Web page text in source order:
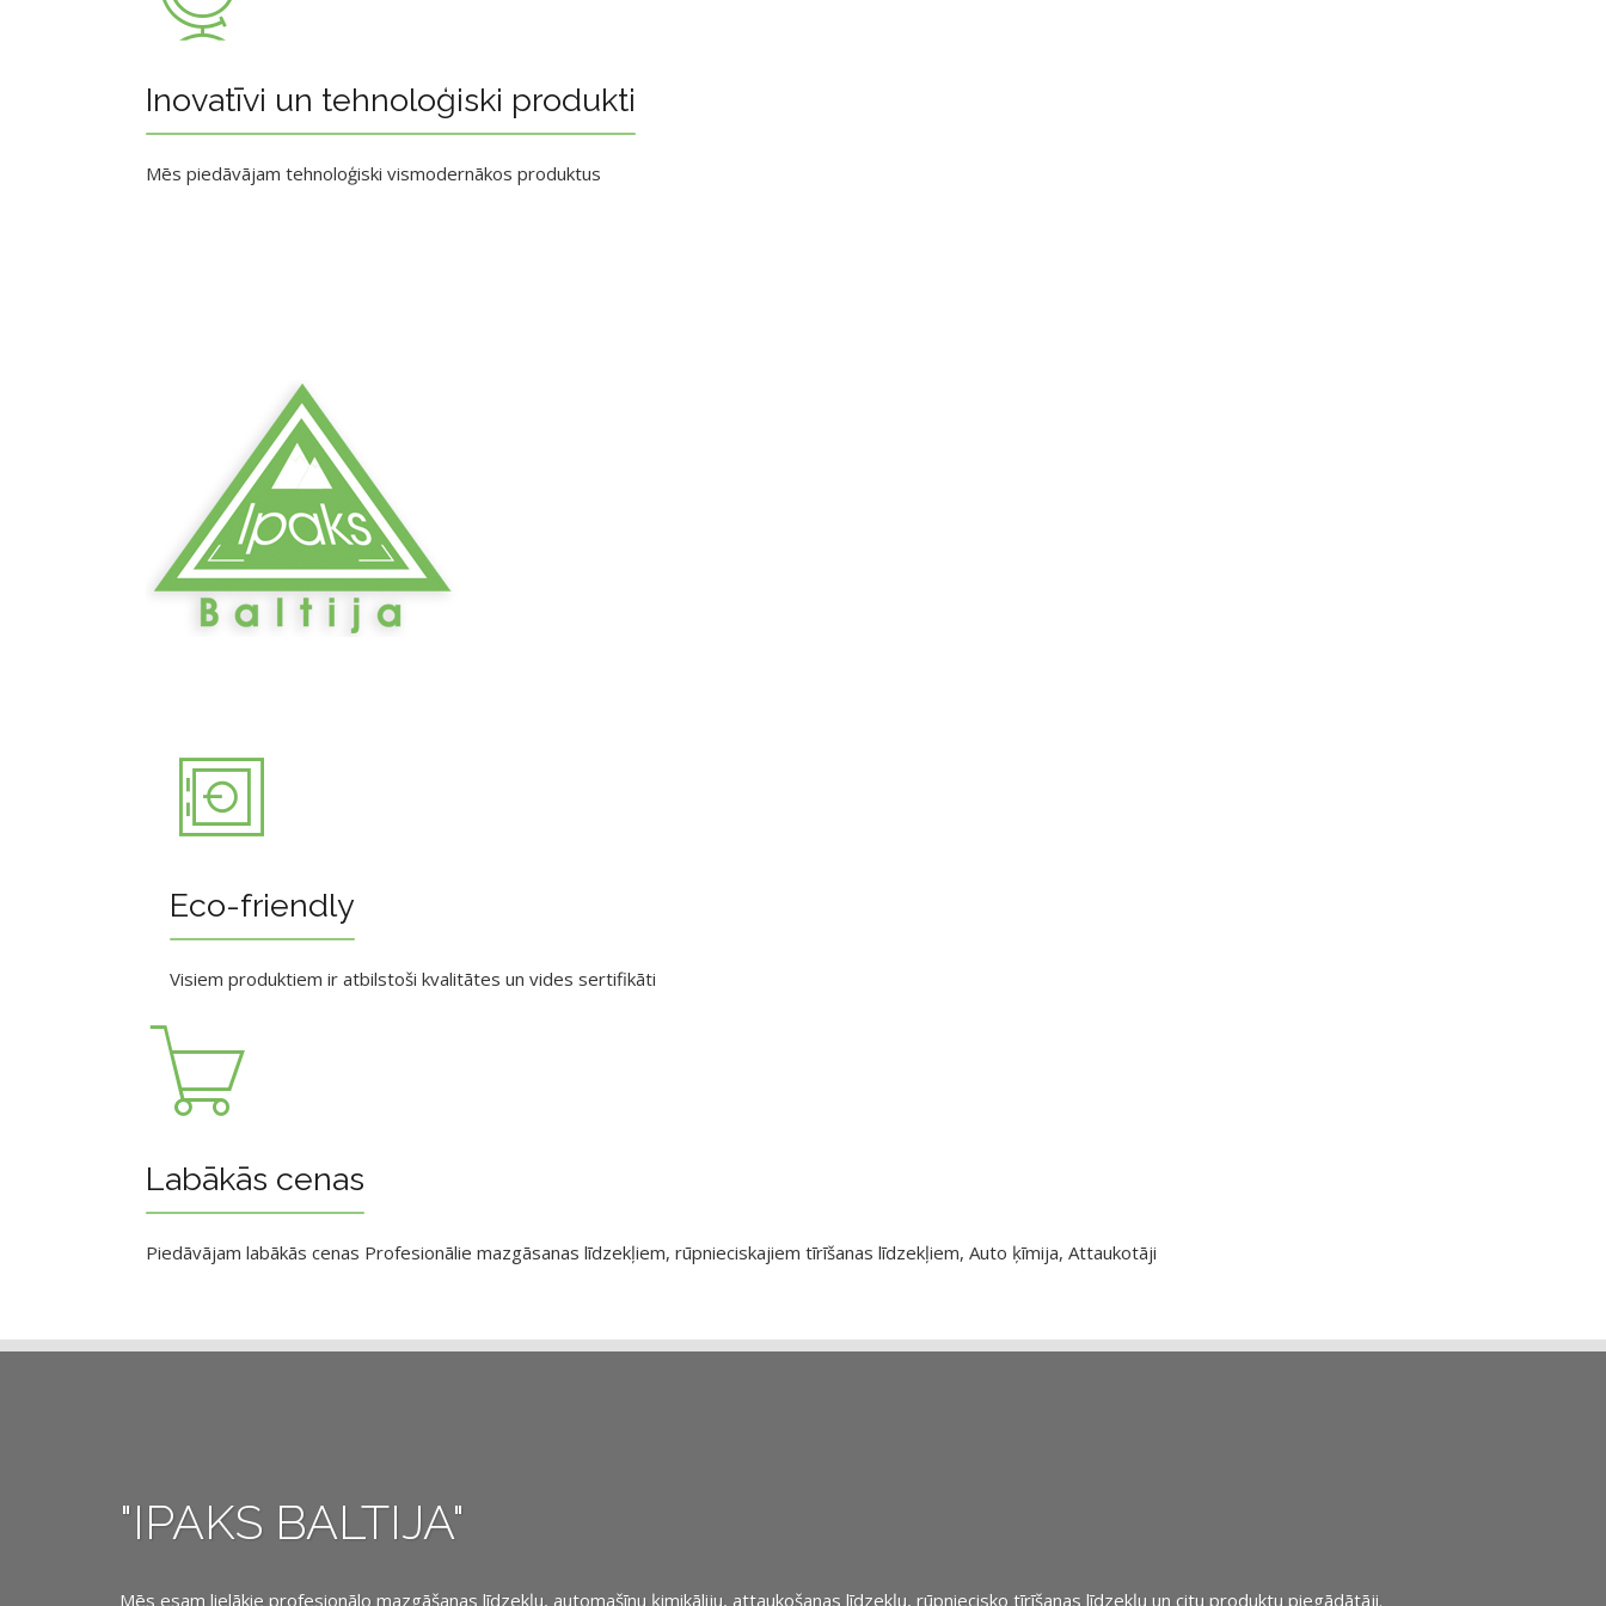
Inovatīvi un tehnoloģiski produkti
Mēs piedāvājam tehnoloģiski vismodernākos produktus
Eco-friendly
Visiem produktiem ir atbilstoši kvalitātes un vides sertifikāti
Labākās cenas
Piedāvājam labākās cenas Profesionālie mazgāsanas līdzekļiem, rūpnieciskajiem tīrīšanas līdzekļiem, Auto ķīmija, Attaukotāji
"IPAKS BALTIJA"
Mēs esam lielākie profesionālo mazgāšanas līdzekļu, automašīnu ķimikāliju, attaukošanas līdzekļu, rūpniecisko tīrīšanas līdzekļu un citu produktu piegādātāji.